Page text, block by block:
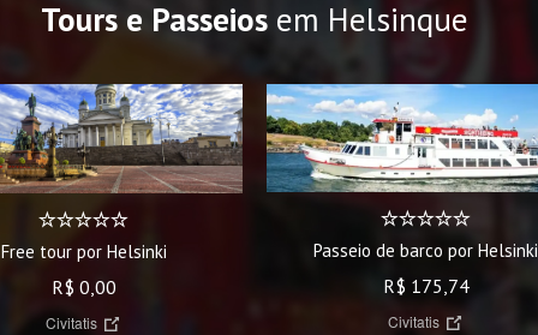
Tours e Passeios em Helsinque
Free tour por Helsinki
R$ 0,00
Civitatis
Passeio de barco por Helsinki
R$ 175,74
Civitatis